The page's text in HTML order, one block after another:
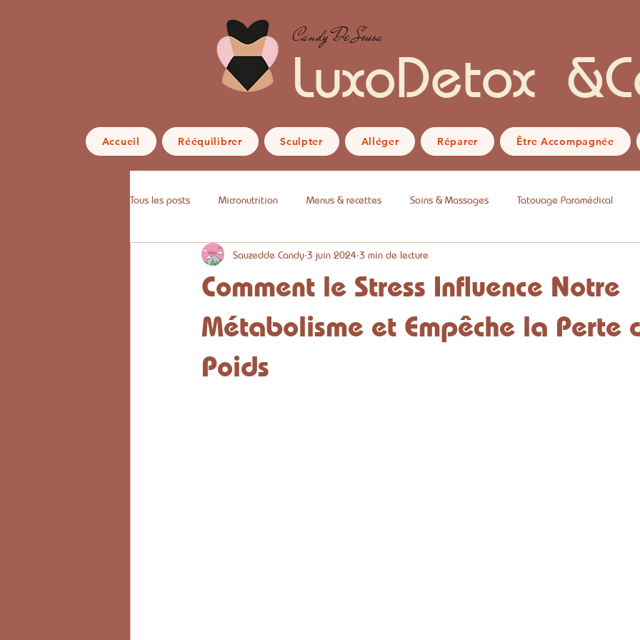
LuxoDetox
Candy De Sousa
Accueil Rééquilibrer Sculpter Alléger Réparer Être Accompagnée
Tous les posts Micronutrition Menus & recettes Soins & Massages Tatouage Paramédical
Comment le Stress Influence Notre
Métabolisme et Empêche la Perte
Poids
Sauzedde Candy 3 juin 2024 3 min de lecture